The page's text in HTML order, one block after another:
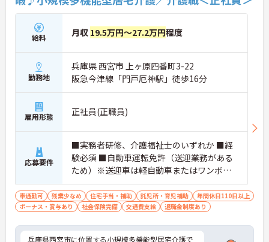
給料 月収 19.5万円～27.2万円程度
勤務地
兵庫県 西宮市 上ヶ原四番町3-22
阪急今津線「門戸厄神駅」徒歩16分
雇用形態 正社員(正職員)
応募要件
■実務者研修、介護福祉士のいずれか ■経
験必須 ■自動車運転免許（送迎業務がある
ため）※送迎車は軽自動車またはワンボッ
クスカータイプ
車通勤可 残業少なめ 住宅手当・補助 託児所・育児補助
年間休日110日以上
ボーナス・賞与あり
社会保険完備 交通費支給 退職金制度あり
兵庫県西宮市に位置する小規模多機能型居宅介護で